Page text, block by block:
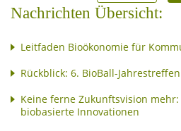
Nachrichten Übersicht:
Leitfaden Bioökonomie für
Rückblick: 6. BioBall-
Keine ferne Zukunftsvision
biobasierte Innovationen